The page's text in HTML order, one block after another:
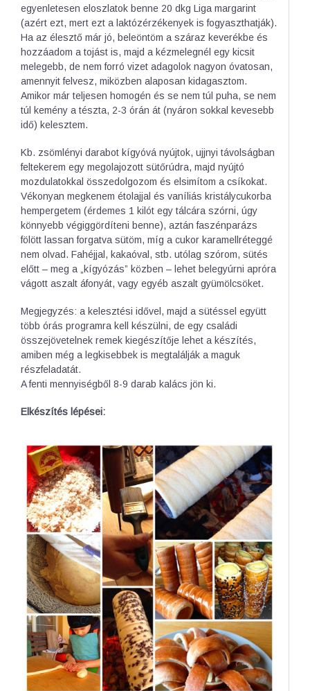
egyenletesen eloszlatok benne 20 dkg Liga margarint
(azért ezt, mert ezt a laktózérzékenyek is fogyaszthatják).
Ha az élesztő már jó, beleöntöm a száraz keverékbe és
hozzáadom a tojást is, majd a kézmelegnél egy kicsit
melegebb, de nem forró vizet adagolok nagyon óvatosan,
amennyit felvesz, miközben alaposan kidagasztom.
Amikor már teljesen homogén és se nem túl puha, se nem
túl kemény a tészta, 2-3 órán át (nyáron sokkal kevesebb
idő) kelesztem.
Kb. zsömlényi darabot kígyóvá nyújtok, ujjnyi távolságban
feltekerem egy megolajozott sütőrúdra, majd nyújtó
mozdulatokkal összedolgozom és elsimítom a csíkokat.
Vékonyan megkenem étolajjal és vaníliás kristálycukorba
hempergetem (érdemes 1 kilót egy tálcára szórni, úgy
könnyebb végiggördíteni benne), aztán faszénparázs
fölött lassan forgatva sütöm, míg a cukor karamellréteggé
nem olvad. Fahéjjal, kakaóval, stb. utólag szórom, sütés
előtt – meg a „kígyózás” közben – lehet belegyúrni apróra
vágott aszalt áfonyát, vagy egyéb aszalt gyümölcsöket.
Megjegyzés: a kelesztési idővel, majd a sütéssel együtt
több órás programra kell készülni, de egy családi
összejövetelnek remek kiegészítője lehet a készítés,
amiben még a legkisebbek is megtalálják a maguk
részfeladatát.
A fenti mennyiségből 8-9 darab kalács jön ki.
Elkészítés lépései: